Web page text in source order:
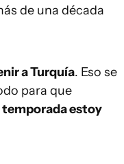
de una década
a Turquía. Eso se
para que
temporada estoy